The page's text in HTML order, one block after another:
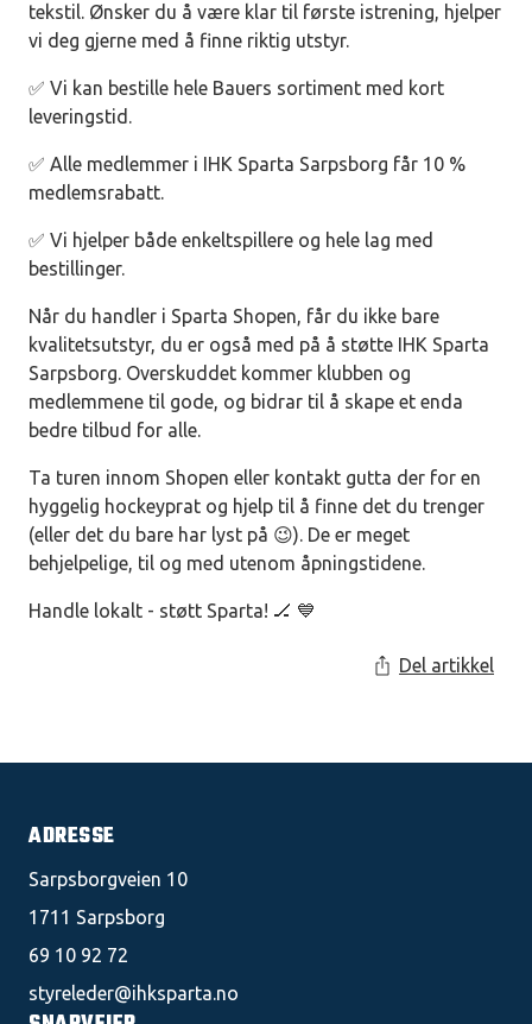
tekstil. Ønsker du å være klar til første istrening, hjelper
vi deg gjerne med å finne riktig utstyr.
✅ Vi kan bestille hele Bauers sortiment med kort
leveringstid.
✅ Alle medlemmer i IHK Sparta Sarpsborg får 10 %
medlemsrabatt.
✅ Vi hjelper både enkeltspillere og hele lag med
bestillinger.
Når du handler i Sparta Shopen, får du ikke bare
kvalitetsutstyr, du er også med på å støtte IHK Sparta
Sarpsborg. Overskuddet kommer klubben og
medlemmene til gode, og bidrar til å skape et enda
bedre tilbud for alle.
Ta turen innom Shopen eller kontakt gutta der for en
hyggelig hockeyprat og hjelp til å finne det du trenger
(eller det du bare har lyst på 😉). De er meget
behjelpelige, til og med utenom åpningstidene.
Handle lokalt - støtt Sparta! 🏒 💙
Del artikkel
ADRESSE
Sarpsborgveien 10
1711 Sarpsborg
69 10 92 72
styreleder@ihksparta.no